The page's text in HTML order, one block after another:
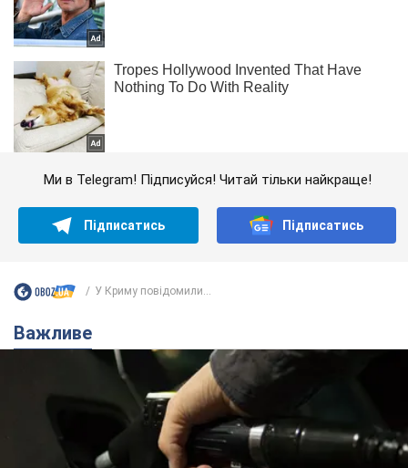
Ми в Telegram! Підписуйся! Читай тільки найкраще!
Підписатись Підписатись
У Криму повідомили...
Важливе